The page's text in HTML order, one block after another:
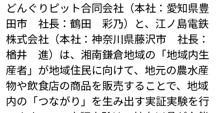
どんぐりピット合同会社（本社：愛知県豊
田市 社長：鶴田 彩乃）と、江ノ島電鉄
株式会社（本社：神奈川県藤沢市 社長：
楢井 進）は、湘南鎌倉地域の「地域内生
産者」が地域住民に向けて、地元の農水産
物や飲食店の商品を販売することで、地域
内の「つながり」を生み出す実証実験を行